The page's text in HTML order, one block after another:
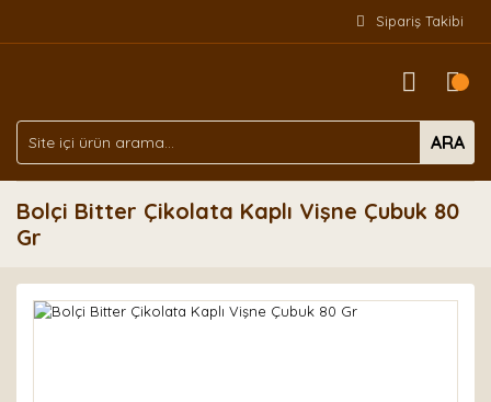
Sipariş Takibi
ARA
Bolçi Bitter Çikolata Kaplı Vişne Çubuk 80
Gr